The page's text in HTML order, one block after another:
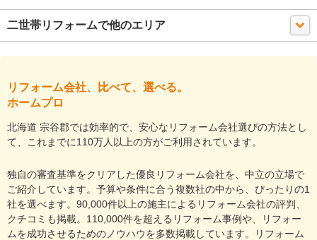
二世帯リフォームで他のエリア
リフォーム会社、比べて、選べる。
ホームプロ
北海道 宗谷郡では効率的で、安心なリフォーム会社選びの方法とし
て、これまでに110万人以上の方がご利用されています。
独自の審査基準をクリアした優良リフォーム会社を、中立の立場で
ご紹介しています。予算や条件に合う複数社の中から、ぴったりの1
社を選べます。90,000件以上の施主によるリフォーム会社の評判、
クチコミも掲載。110,000件を超えるリフォーム事例や、リフォー
ムを成功させるためのノウハウを多数掲載しています。リフォーム